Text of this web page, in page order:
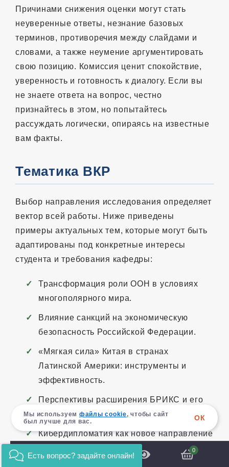
Причинами снижения оценки могут стать
неуверенные ответы, незнание базовых
терминов, противоречия между слайдами и
словами, а также неумение аргументировать
свою позицию. Комиссия ценит спокойствие,
уверенность и готовность к диалогу. Если вы
не знаете ответа на вопрос, честно
признайтесь в этом, но попытайтесь
рассуждать логически, опираясь на известные
вам факты.
Тематика ВКР
Выбор направления исследования определяет
вектор всей работы. Ниже приведены
примеры актуальных тем, которые могут быть
адаптированы под конкретные интересы
студента и требования кафедры:
Трансформация роли ООН в условиях
многополярного мира.
Влияние санкций на экономическую
безопасность Российской Федерации.
«Мягкая сила» Китая в странах
Латинской Америки: инструменты и
эффективность.
Перспективы расширения БРИКС и его
влияние на глобальное управление.
Кибердипломатия как новое направление
внешней политики ведущих держав. 0
Мы используем файлы cookie, чтобы сайт
был лучше для вас.
ОК
Есть вопрос? задайте онлайн!